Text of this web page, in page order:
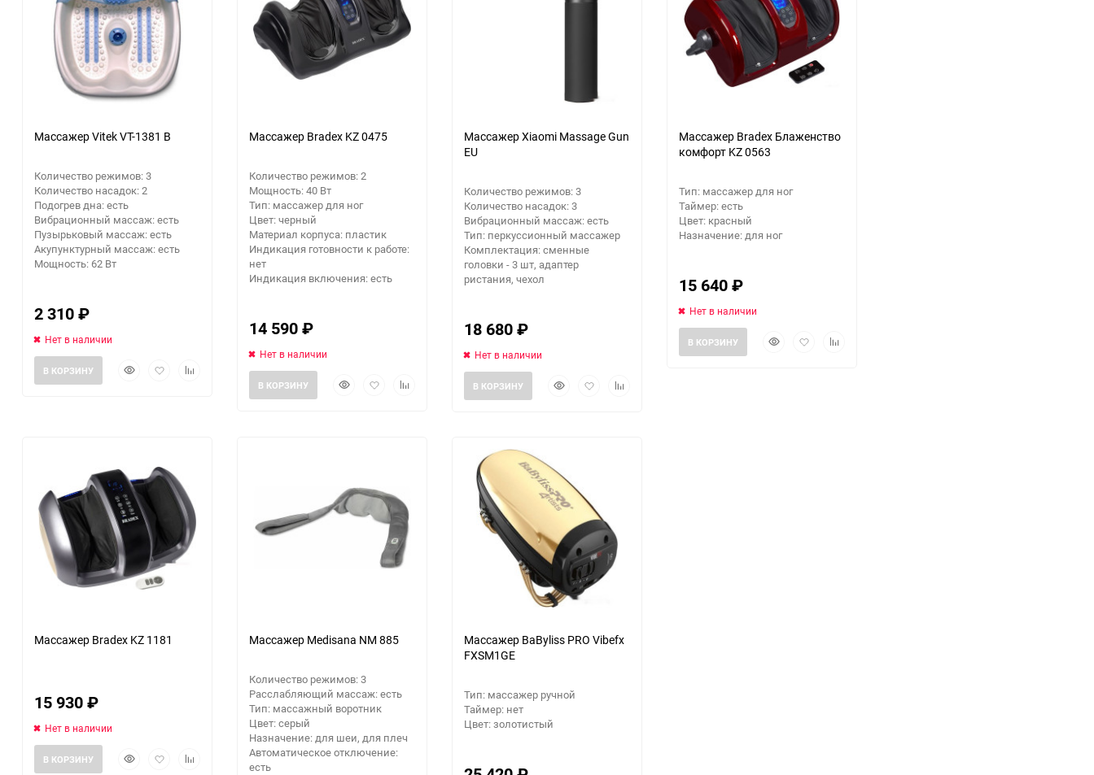
Массажер Vitek VT-1381 B
Количество режимов: 3
Количество насадок: 2
Подогрев дна: есть
Вибрационный массаж: есть
Пузырьковый массаж: есть
Акупунктурный массаж: есть
Мощность: 62 Вт
2 310₽
Нет в наличии
БыстрыйДобавитьДобавить
В КОРЗИНУ
еще 5 фото
Массажер Bradex KZ 0475
Количество режимов: 2
Мощность: 40 Вт
Тип: массажер для ног
Цвет: черный
Материал корпуса: пластик
Индикация готовности к работе:
нет
Индикация включения: есть
14 590₽
Нет в наличии
БыстрыйДобавитьДобавить
В КОРЗИНУ
Массажер Xiaomi Massage Gun
EU
Количество режимов: 3
Количество насадок: 3
Вибрационный массаж: есть
Тип: перкуссионный массажер
Комплектация: сменные
головки - 3 шт, адаптер
ристания, чехол
18 680₽
Нет в наличии
БыстрыйДобавитьДобавить
В КОРЗИНУ
еще 3 фото
Массажер Bradex Блаженство
комфорт KZ 0563
Тип: массажер для ног
Таймер: есть
Цвет: красный
Назначение: для ног
15 640₽
Нет в наличии
БыстрыйДобавитьДобавить
В КОРЗИНУ
Массажер Bradex KZ 1181
15 930₽
Нет в наличии
БыстрыйДобавитьДобавить
В КОРЗИНУ
Массажер Medisana NM 885
Количество режимов: 3
Расслабляющий массаж: есть
Тип: массажный воротник
Цвет: серый
Назначение: для шеи, для плеч
Автоматическое отключение:
есть
Массажер BaByliss PRO Vibefx
FXSM1GE
Тип: массажер ручной
Таймер: нет
Цвет: золотистый